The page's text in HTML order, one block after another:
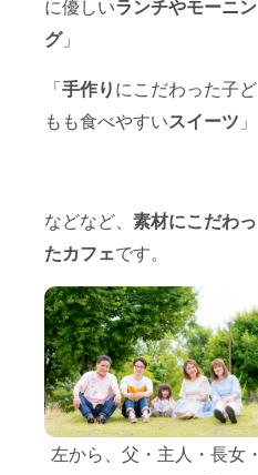
に優しいランチやモーニン
グ」
「手作りにこだわった子ど
もも食べやすいスイーツ 」
などなど、 素材にこだわっ
たカフェです。
左から、父・主人・長女・